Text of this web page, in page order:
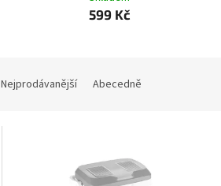
599 Kč
Nejprodávanější Abecedně